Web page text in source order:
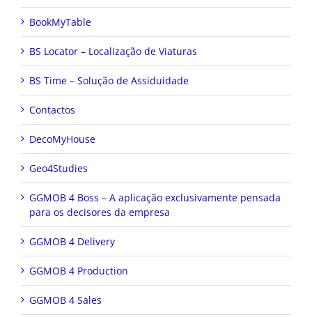
BookMyTable
BS Locator – Localização de Viaturas
BS Time – Solução de Assiduidade
Contactos
DecoMyHouse
Geo4Studies
GGMOB 4 Boss – A aplicação exclusivamente pensada
para os decisores da empresa
GGMOB 4 Delivery
GGMOB 4 Production
GGMOB 4 Sales